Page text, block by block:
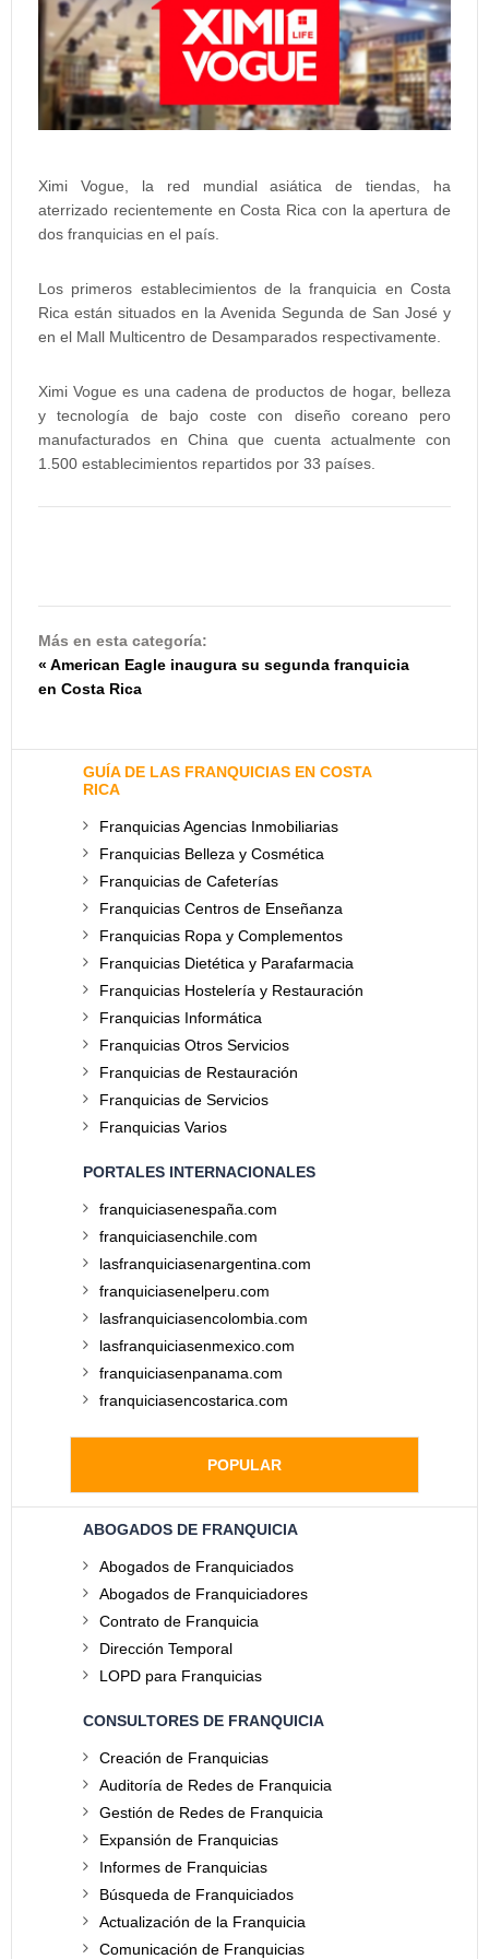
Ximi Vogue, la red mundial asiática de tiendas, ha
aterrizado recientemente en Costa Rica con la apertura de
dos franquicias en el país.
Los primeros establecimientos de la franquicia en Costa
Rica están situados en la Avenida Segunda de San José y
en el Mall Multicentro de Desamparados respectivamente.
Ximi Vogue es una cadena de productos de hogar, belleza
y tecnología de bajo coste con diseño coreano pero
manufacturados en China que cuenta actualmente con
1.500 establecimientos repartidos por 33 países.
Más en esta categoría:
« American Eagle inaugura su segunda franquicia
en Costa Rica
GUÍA DE LAS FRANQUICIAS EN COSTA
RICA
Franquicias Agencias Inmobiliarias
Franquicias Belleza y Cosmética
Franquicias de Cafeterías
Franquicias Centros de Enseñanza
Franquicias Ropa y Complementos
Franquicias Dietética y Parafarmacia
Franquicias Hostelería y Restauración
Franquicias Informática
Franquicias Otros Servicios
Franquicias de Restauración
Franquicias de Servicios
Franquicias Varios
PORTALES INTERNACIONALES
franquiciasenespaña.com
franquiciasenchile.com
lasfranquiciasenargentina.com
franquiciasenelperu.com
lasfranquiciasencolombia.com
lasfranquiciasenmexico.com
franquiciasenpanama.com
franquiciasencostarica.com
POPULAR
ABOGADOS DE FRANQUICIA
Abogados de Franquiciados
Abogados de Franquiciadores
Contrato de Franquicia
Dirección Temporal
LOPD para Franquicias
CONSULTORES DE FRANQUICIA
Creación de Franquicias
Auditoría de Redes de Franquicia
Gestión de Redes de Franquicia
Expansión de Franquicias
Informes de Franquicias
Búsqueda de Franquiciados
Actualización de la Franquicia
Comunicación de Franquicias